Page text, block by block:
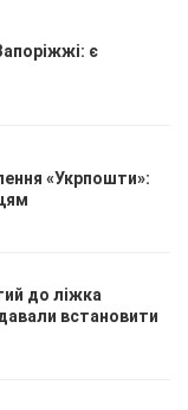
є
«Укрпошти»:
до ліжка
встановити